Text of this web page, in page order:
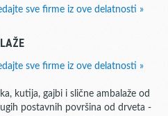
sve firme iz ove delatnosti »
sve firme iz ove delatnosti »
kutija, gajbi i slične ambalaže od
postavnih površina od drveta -